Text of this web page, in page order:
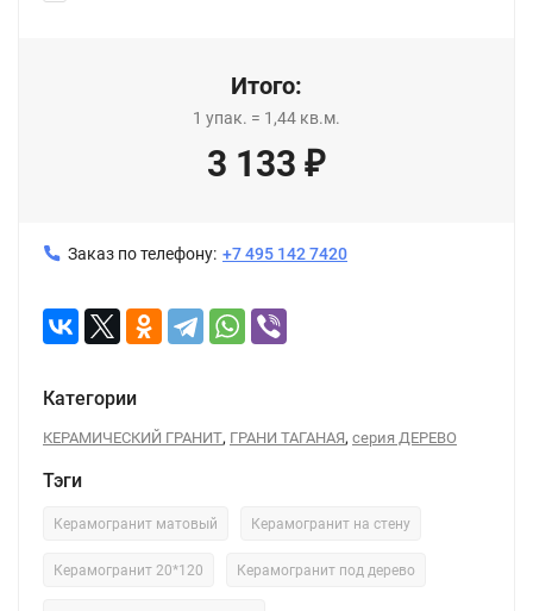
Итого:
1 упак. = 1,44 кв.м.
3 133 ₽
Заказ по телефону: +7 495 142 7420
Категории
КЕРАМИЧЕСКИЙ ГРАНИТ, ГРАНИ ТАГАНАЯ, серия ДЕРЕВО
Тэги
Керамогранит матовый Керамогранит на стену
Керамогранит 20*120 Керамогранит под дерево